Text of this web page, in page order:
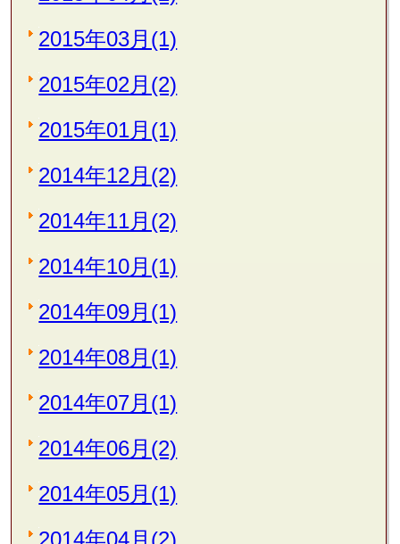
2015年03月(1)
2015年02月(2)
2015年01月(1)
2014年12月(2)
2014年11月(2)
2014年10月(1)
2014年09月(1)
2014年08月(1)
2014年07月(1)
2014年06月(2)
2014年05月(1)
2014年04月(2)